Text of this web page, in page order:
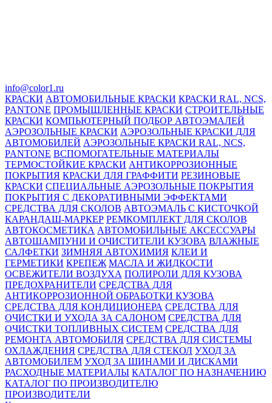
info@color1.ru
КРАСКИ АВТОМОБИЛЬНЫЕ КРАСКИ КРАСКИ RAL, NCS,
PANTONE ПРОМЫШЛЕННЫЕ КРАСКИ СТРОИТЕЛЬНЫЕ
КРАСКИ КОМПЬЮТЕРНЫЙ ПОДБОР АВТОЭМАЛЕЙ
АЭРОЗОЛЬНЫЕ КРАСКИ АЭРОЗОЛЬНЫЕ КРАСКИ ДЛЯ
АВТОМОБИЛЕЙ АЭРОЗОЛЬНЫЕ КРАСКИ RAL, NCS,
PANTONE ВСПОМОГАТЕЛЬНЫЕ МАТЕРИАЛЫ
ТЕРМОСТОЙКИЕ КРАСКИ АНТИКОРРОЗИОННЫЕ
ПОКРЫТИЯ КРАСКИ ДЛЯ ГРАФФИТИ РЕЗИНОВЫЕ
КРАСКИ СПЕЦИАЛЬНЫЕ АЭРОЗОЛЬНЫЕ ПОКРЫТИЯ
ПОКРЫТИЯ С ДЕКОРАТИВНЫМИ ЭФФЕКТАМИ
СРЕДСТВА ДЛЯ СКОЛОВ АВТОЭМАЛЬ С КИСТОЧКОЙ
КАРАНДАШ-МАРКЕР РЕМКОМПЛЕКТ ДЛЯ СКОЛОВ
АВТОКОСМЕТИКА АВТОМОБИЛЬНЫЕ АКСЕССУАРЫ
АВТОШАМПУНИ И ОЧИСТИТЕЛИ КУЗОВА ВЛАЖНЫЕ
САЛФЕТКИ ЗИМНЯЯ АВТОХИМИЯ КЛЕИ И
ГЕРМЕТИКИ КРЕПЕЖ МАСЛА И ЖИДКОСТИ
ОСВЕЖИТЕЛИ ВОЗДУХА ПОЛИРОЛИ ДЛЯ КУЗОВА
ПРЕДОХРАНИТЕЛИ СРЕДСТВА ДЛЯ
АНТИКОРРОЗИОННОЙ ОБРАБОТКИ КУЗОВА
СРЕДСТВА ДЛЯ КОНДИЦИОНЕРА СРЕДСТВА ДЛЯ
ОЧИСТКИ И УХОДА ЗА САЛОНОМ СРЕДСТВА ДЛЯ
ОЧИСТКИ ТОПЛИВНЫХ СИСТЕМ СРЕДСТВА ДЛЯ
РЕМОНТА АВТОМОБИЛЯ СРЕДСТВА ДЛЯ СИСТЕМЫ
ОХЛАЖДЕНИЯ СРЕДСТВА ДЛЯ СТЕКОЛ УХОД ЗА
АВТОМОБИЛЕМ УХОД ЗА ШИНАМИ И ДИСКАМИ
РАСХОДНЫЕ МАТЕРИАЛЫ КАТАЛОГ ПО НАЗНАЧЕНИЮ
КАТАЛОГ ПО ПРОИЗВОДИТЕЛЮ
ПРОИЗВОДИТЕЛИ